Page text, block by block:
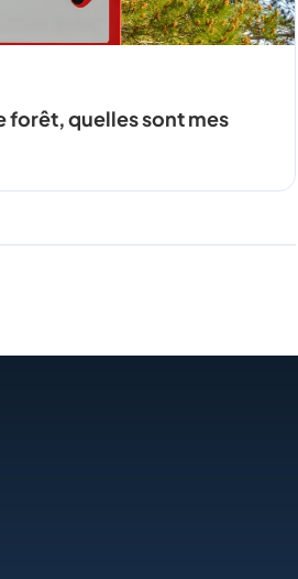
forêt, quelles sont mes